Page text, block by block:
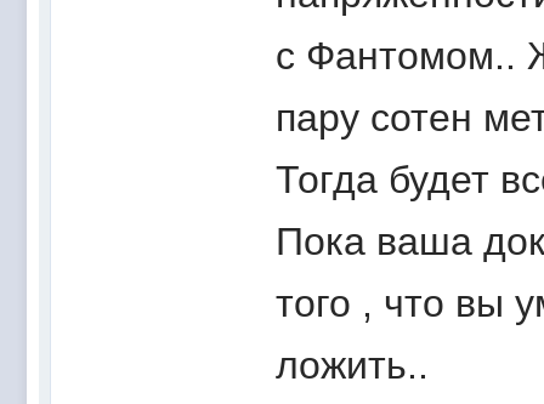
с Фантомом..
пару сотен
Тогда будет
Пока ваша
того , что вы
ложить..